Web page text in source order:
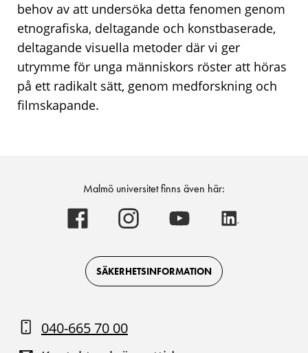
behov av att undersöka detta fenomen genom
etnografiska, deltagande och konstbaserade,
deltagande visuella metoder där vi ger
utrymme för unga människors röster att höras
på ett radikalt sätt, genom medforskning och
filmskapande.
Malmö universitet finns även här:
Malmö
universitet
on
Facebook
Malmö
universitet
on
Instagram
Malmö
universitet
on
Youtube
SÄKERHETSINFORMATION
040-665 70 00